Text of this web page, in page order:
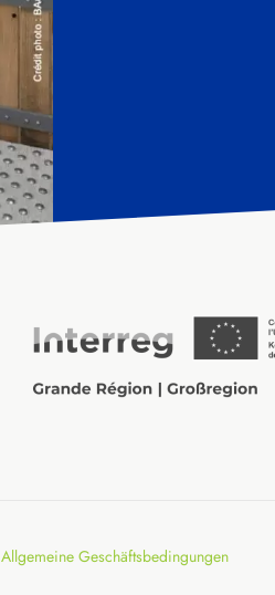
Allgemeine Geschäftsbedingungen